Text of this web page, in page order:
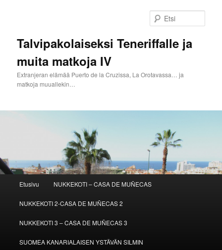
Talvipakolaiseksi Teneriffalle ja
muita matkoja IV
Extranjeran elämää Puerto de la Cruzissa, La Orotavassa… ja
matkoja muuallekin…
Etusivu NUKKEKOTI – CASA DE MUÑECAS
NUKKEKOTI 2-CASA DE MUÑECAS 2
NUKKEKOTI 3 – CASA DE MUÑECAS 3
SUOMEA KANARIALAISEN YSTÄVÄN SILMIN